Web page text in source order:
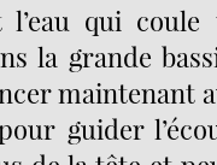
l’eau qui
la grande
maintenant
guider